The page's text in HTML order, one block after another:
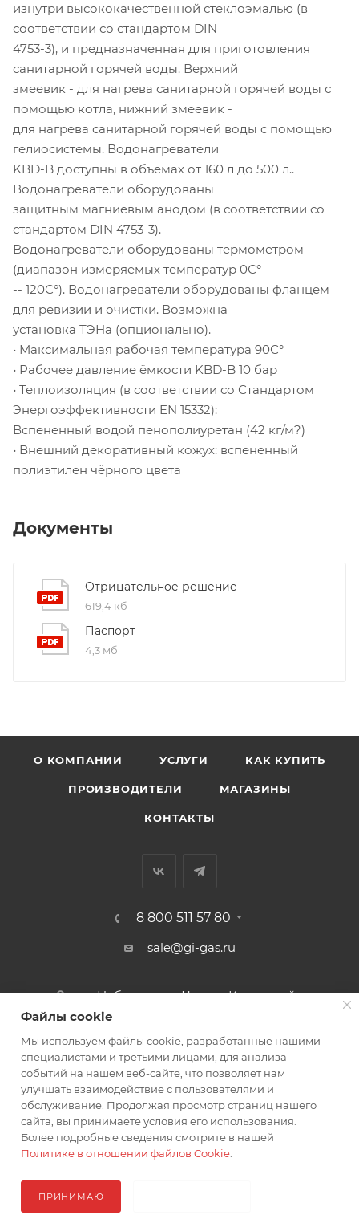
изнутри высококачественной стеклоэмалью (в
соответствии со стандартом DIN
4753-3), и предназначенная для приготовления
санитарной горячей воды. Верхний
змеевик - для нагрева санитарной горячей воды с
помощью котла, нижний змеевик -
для нагрева санитарной горячей воды с помощью
гелиосистемы. Водонагреватели
KBD-B доступны в объёмах от 160 л до 500 л..
Водонагреватели оборудованы
защитным магниевым анодом (в соответствии со
стандартом DIN 4753-3).
Водонагреватели оборудованы термометром
(диапазон измеряемых температур 0С°
-- 120С°). Водонагреватели оборудованы фланцем
для ревизии и очистки. Возможна
установка ТЭНа (опционально).
• Максимальная рабочая температура 90С°
• Рабочее давление ёмкости KBD-B 10 бар
• Теплоизоляция (в соответствии со Стандартом
Энергоэффективности EN 15332):
Вспененный водой пенополиуретан (42 кг/м?)
• Внешний декоративный кожух: вспененный
полиэтилен чёрного цвета
Документы
Отрицательное решение
619,4 кб
Паспорт
4,3 мб
О КОМПАНИИ УСЛУГИ КАК КУПИТЬ
ПРОИЗВОДИТЕЛИ МАГАЗИНЫ
КОНТАКТЫ
8 800 511 57 80
sale@gi-gas.ru
г. Набережные Челны, Казанский
ПОДПИСАТЬСЯ НА РАССЫЛКУ
ПОЛИТИКА КОНФИДЕНЦИАЛЬНОСТИ
2026 © Гигаз: интернет-магазин
Файлы cookie
Мы используем файлы cookie, разработанные нашими
специалистами и третьими лицами, для анализа
событий на нашем веб-сайте, что позволяет нам
улучшать взаимодействие с пользователями и
обслуживание. Продолжая просмотр страниц нашего
сайта, вы принимаете условия его использования.
Более подробные сведения смотрите в нашей
Политике в отношении файлов Cookie
ПРИНИМАЮ